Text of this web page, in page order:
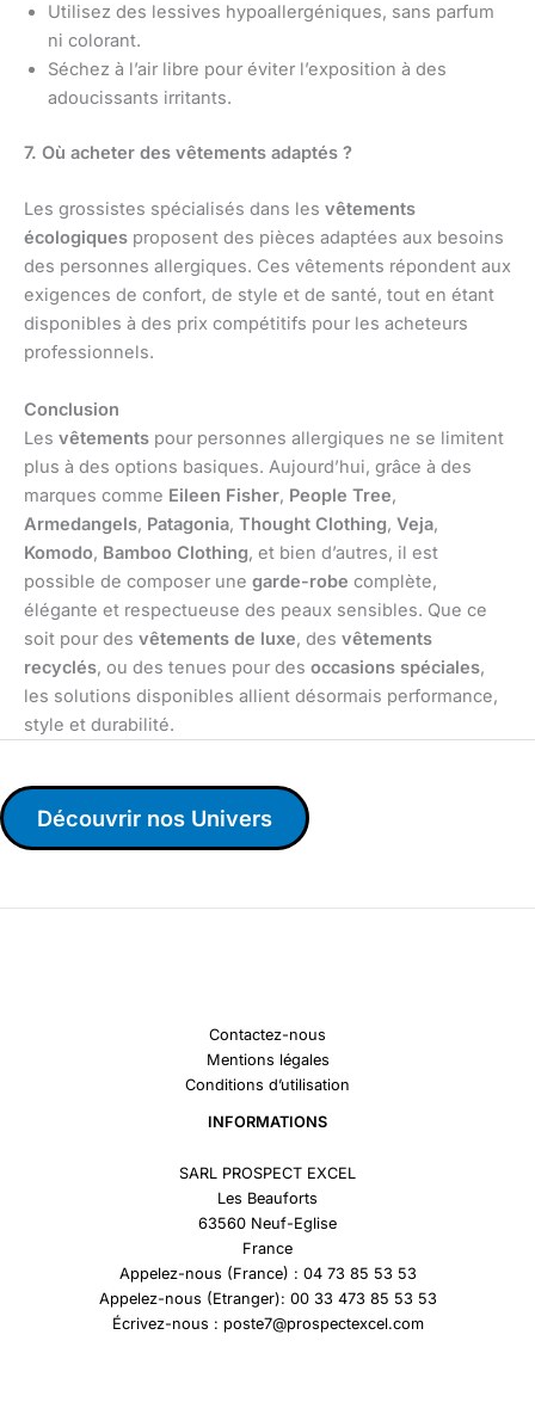
Utilisez des lessives hypoallergéniques, sans parfum
ni colorant.
Séchez à l’air libre pour éviter l’exposition à des
adoucissants irritants.
7. Où acheter des vêtements adaptés ?
Les grossistes spécialisés dans les vêtements
écologiques proposent des pièces adaptées aux besoins
des personnes allergiques. Ces vêtements répondent aux
exigences de confort, de style et de santé, tout en étant
disponibles à des prix compétitifs pour les acheteurs
professionnels.
Conclusion
Les vêtements pour personnes allergiques ne se limitent
plus à des options basiques. Aujourd’hui, grâce à des
marques comme Eileen Fisher, People Tree,
Armedangels, Patagonia, Thought Clothing, Veja,
Komodo, Bamboo Clothing, et bien d’autres, il est
possible de composer une garde-robe complète,
élégante et respectueuse des peaux sensibles. Que ce
soit pour des vêtements de luxe, des vêtements
recyclés, ou des tenues pour des occasions spéciales,
les solutions disponibles allient désormais performance,
style et durabilité.
Découvrir nos Univers
Contactez-nous
Mentions légales
Conditions d’utilisation
INFORMATIONS
SARL PROSPECT EXCEL
Les Beauforts
63560 Neuf-Eglise
France
Appelez-nous (France) : 04 73 85 53 53
Appelez-nous (Etranger): 00 33 473 85 53 53
Écrivez-nous : poste7@prospectexcel.com